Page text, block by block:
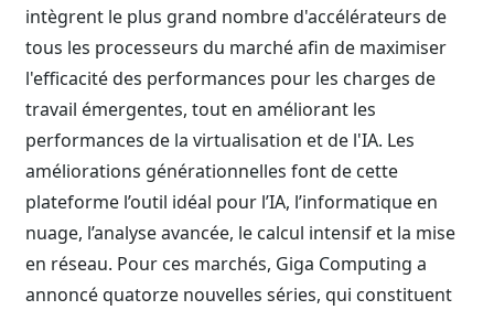
intègrent le plus grand nombre d'accélérateurs de
tous les processeurs du marché afin de maximiser
l'efficacité des performances pour les charges de
travail émergentes, tout en améliorant les
performances de la virtualisation et de l'IA. Les
améliorations générationnelles font de cette
plateforme l’outil idéal pour l’IA, l’informatique en
nuage, l’analyse avancée, le calcul intensif et la mise
en réseau. Pour ces marchés, Giga Computing a
annoncé quatorze nouvelles séries, qui constituent